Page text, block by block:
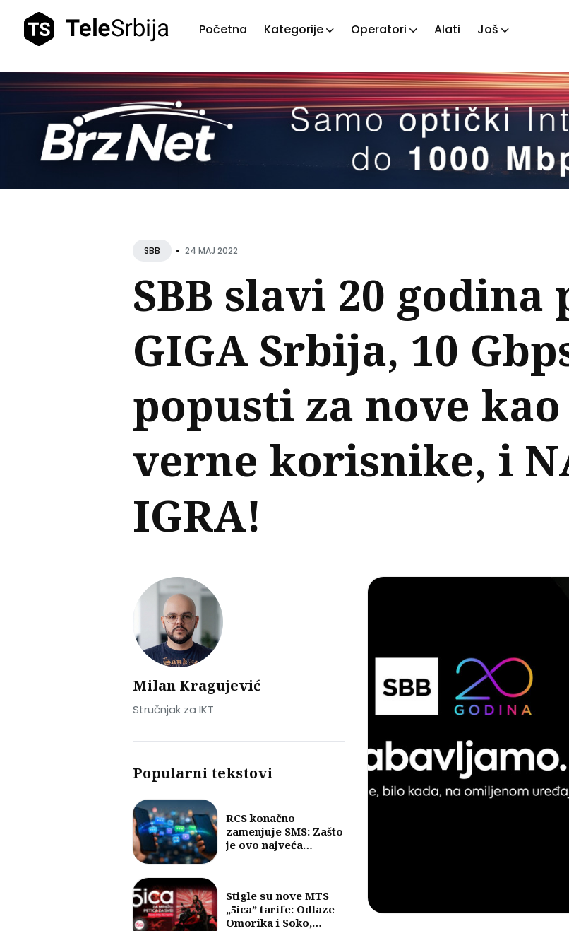
Početna Kategorije Operatori Alati Još
Pretražite
tekstove
SBB • 24 MAJ 2022
SBB slavi 20
GIGA Srbija, 10
popusti za nove
verne korisnike, i
IGRA!
Milan Kragujević
Stručnjak za IKT
Popularni tekstovi
RCS konačno
zamenjuje SMS: Zašto
je ovo najveća
Stigle su nove MTS
„5ica” tarife: Odlaze
Omorika i Soko,